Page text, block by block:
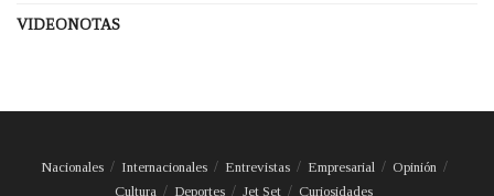
VIDEONOTAS
Nacionales Internacionales Entrevistas Empresarial
Opinión
Cultura
Deportes Jet Set Curiosidades